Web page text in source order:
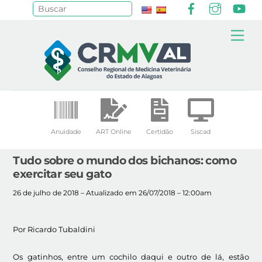
Anuidade ART Online Certidão Siscad
Tudo sobre o mundo dos bichanos: como
exercitar seu gato
26 de julho de 2018 – Atualizado em 26/07/2018 – 12:00am
Por Ricardo Tubaldini
Os gatinhos, entre um cochilo daqui e outro de lá, estão